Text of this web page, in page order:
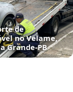
de
no Velame,
Grande‑PB